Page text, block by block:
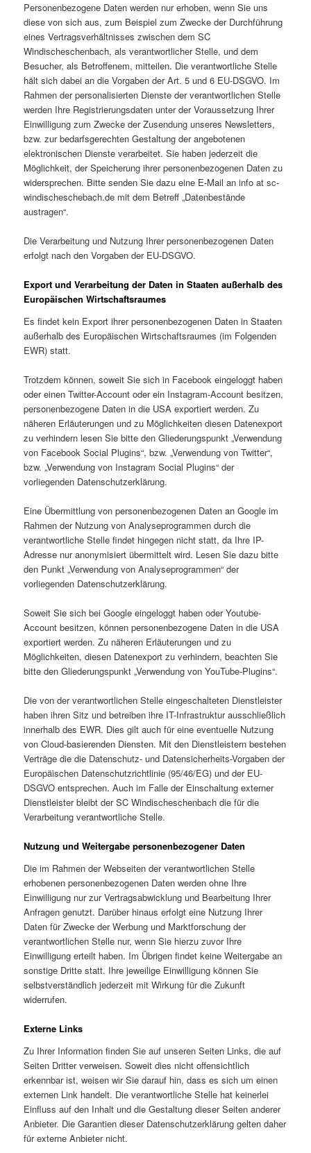
Personenbezogene Daten werden nur erhoben, wenn Sie uns
diese von sich aus, zum Beispiel zum Zwecke der Durchführung
eines Vertragsverhältnisses zwischen dem SC
Windischeschenbach, als verantwortlicher Stelle, und dem
Besucher, als Betroffenem, mitteilen. Die verantwortliche Stelle
hält sich dabei an die Vorgaben der Art. 5 und 6 EU-DSGVO. Im
Rahmen der personalisierten Dienste der verantwortlichen Stelle
werden Ihre Registrierungsdaten unter der Voraussetzung Ihrer
Einwilligung zum Zwecke der Zusendung unseres Newsletters,
bzw. zur bedarfsgerechten Gestaltung der angebotenen
elektronischen Dienste verarbeitet. Sie haben jederzeit die
Möglichkeit, der Speicherung ihrer personenbezogenen Daten zu
widersprechen. Bitte senden Sie dazu eine E-Mail an info at sc-
windischeschebach.de mit dem Betreff „Datenbestände
austragen“.
Die Verarbeitung und Nutzung Ihrer personenbezogenen Daten
erfolgt nach den Vorgaben der EU-DSGVO.
Export und Verarbeitung der Daten in Staaten außerhalb des
Europäischen Wirtschaftsraumes
Es findet kein Export ihrer personenbezogenen Daten in Staaten
außerhalb des Europäischen Wirtschaftsraumes (im Folgenden
EWR) statt.
Trotzdem können, soweit Sie sich in Facebook eingeloggt haben
oder einen Twitter-Account oder ein Instagram-Account besitzen,
personenbezogene Daten in die USA exportiert werden. Zu
näheren Erläuterungen und zu Möglichkeiten diesen Datenexport
zu verhindern lesen Sie bitte den Gliederungspunkt „Verwendung
von Facebook Social Plugins“, bzw. „Verwendung von Twitter“,
bzw. „Verwendung von Instagram Social Plugins“ der
vorliegenden Datenschutzerklärung.
Eine Übermittlung von personenbezogenen Daten an Google im
Rahmen der Nutzung von Analyseprogrammen durch die
verantwortliche Stelle findet hingegen nicht statt, da Ihre IP-
Adresse nur anonymisiert übermittelt wird. Lesen Sie dazu bitte
den Punkt „Verwendung von Analyseprogrammen“ der
vorliegenden Datenschutzerklärung.
Soweit Sie sich bei Google eingeloggt haben oder Youtube-
Account besitzen, können personenbezogene Daten in die USA
exportiert werden. Zu näheren Erläuterungen und zu
Möglichkeiten, diesen Datenexport zu verhindern, beachten Sie
bitte den Gliederungspunkt „Verwendung von YouTube-Plugins“.
Die von der verantwortlichen Stelle eingeschalteten Dienstleister
haben ihren Sitz und betreiben ihre IT-Infrastruktur ausschließlich
innerhalb des EWR. Dies gilt auch für eine eventuelle Nutzung
von Cloud-basierenden Diensten. Mit den Dienstleistern bestehen
Verträge die die Datenschutz- und Datensicherheits-Vorgaben der
Europäischen Datenschutzrichtlinie (95/46/EG) und der EU-
DSGVO entsprechen. Auch im Falle der Einschaltung externer
Dienstleister bleibt der SC Windischeschenbach die für die
Verarbeitung verantwortliche Stelle.
Nutzung und Weitergabe personenbezogener Daten
Die im Rahmen der Webseiten der verantwortlichen Stelle
erhobenen personenbezogenen Daten werden ohne Ihre
Einwilligung nur zur Vertragsabwicklung und Bearbeitung Ihrer
Anfragen genutzt. Darüber hinaus erfolgt eine Nutzung Ihrer
Daten für Zwecke der Werbung und Marktforschung der
verantwortlichen Stelle nur, wenn Sie hierzu zuvor Ihre
Einwilligung erteilt haben. Im Übrigen findet keine Weitergabe an
sonstige Dritte statt. Ihre jeweilige Einwilligung können Sie
selbstverständlich jederzeit mit Wirkung für die Zukunft
widerrufen.
Externe Links
Zu Ihrer Information finden Sie auf unseren Seiten Links, die auf
Seiten Dritter verweisen. Soweit dies nicht offensichtlich
erkennbar ist, weisen wir Sie darauf hin, dass es sich um einen
externen Link handelt. Die verantwortliche Stelle hat keinerlei
Einfluss auf den Inhalt und die Gestaltung dieser Seiten anderer
Anbieter. Die Garantien dieser Datenschutzerklärung gelten daher
für externe Anbieter nicht.